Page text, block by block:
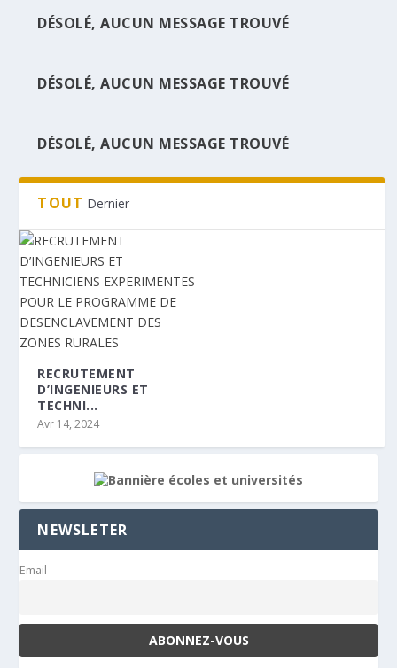
TECHNICIENS EXPE...
DÉSOLÉ, AUCUN MESSAGE TROUVÉ
DÉSOLÉ, AUCUN MESSAGE TROUVÉ
DÉSOLÉ, AUCUN MESSAGE TROUVÉ
TOUT Dernier
RECRUTEMENT
D’INGENIEURS ET
TECHNI...
Avr 14, 2024
NEWSLETER
Email